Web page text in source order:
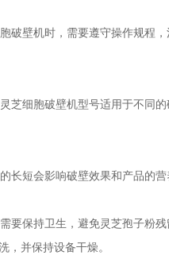
壁机时，需要遵守操作规程，
细胞破壁机型号适用于不同的
短会影响破壁效果和产品的营
保持卫生，避免灵芝孢子粉残
，并保持设备干燥。